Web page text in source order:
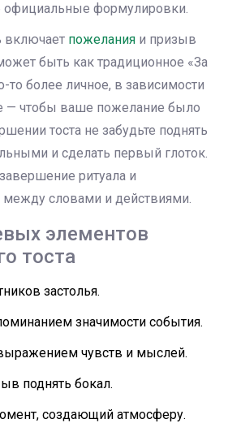
официальные формулировки.
включает пожелания и призыв
быть как традиционное «За
то более личное, в зависимости
— чтобы ваше пожелание было
тоста не забудьте поднять
и сделать первый глоток.
ритуала и
между словами и действиями.
элементов
тоста
застолья.
значимости события.
чувств и мыслей.
поднять бокал.
создающий атмосферу.